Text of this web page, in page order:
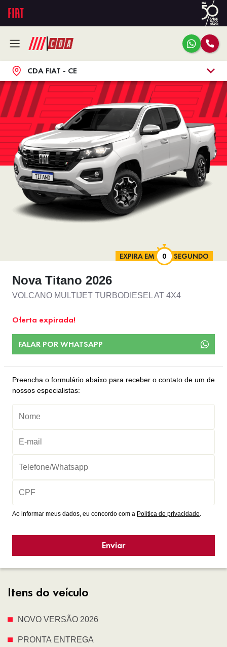
CDA FIAT - CE
Itens do veículo
NOVO VERSÃO 2026
PRONTA ENTREGA
EXPIRA EM SEGUNDO
Nova Titano 2026
VOLCANO MULTIJET TURBODIESEL AT 4X4
Oferta expirada!
FALAR POR WHATSAPP
Preencha o formulário abaixo para receber o contato de um de
nossos especialistas:
Ao informar meus dados, eu concordo com a Política de privacidade
Enviar